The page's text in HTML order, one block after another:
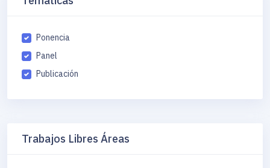
Ponencia
Panel
Publicación
Trabajos Libres Áreas